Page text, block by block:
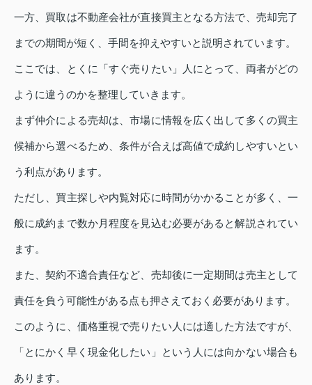
一方、買取は不動産会社が直接買主となる方法で、売却完了
までの期間が短く、手間を抑えやすいと説明されています。
ここでは、とくに「すぐ売りたい」人にとって、両者がどの
ように違うのかを整理していきます。
まず仲介による売却は、市場に情報を広く出して多くの買主
候補から選べるため、条件が合えば高値で成約しやすいとい
う利点があります。
ただし、買主探しや内覧対応に時間がかかることが多く、一
般に成約まで数か月程度を見込む必要があると解説されてい
ます。
また、契約不適合責任など、売却後に一定期間は売主として
責任を負う可能性がある点も押さえておく必要があります。
このように、価格重視で売りたい人には適した方法ですが、
「とにかく早く現金化したい」という人には向かない場合も
あります。